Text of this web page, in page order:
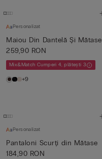
Personalizat
Maiou Din Dantelă Și Mătase
259,90 RON
Mix&Match Cumperi 4, plătești 3
+9
Personalizat
Pantaloni Scurți din Mătase
184,90 RON